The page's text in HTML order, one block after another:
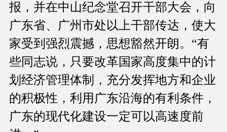
报，并在中山纪念堂召开干部大会，向
广东省、广州市处以上干部传达，使大
家受到强烈震撼，思想豁然开朗。“有
些同志说，只要改革国家高度集中的计
划经济管理体制，充分发挥地方和企业
的积极性，利用广东沿海的有利条件，
广东的现代化建设一定可以高速度前